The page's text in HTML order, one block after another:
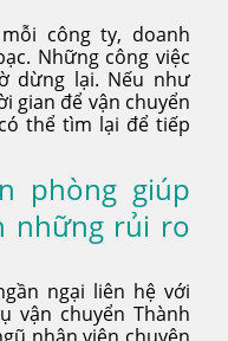
công ty, doanh
Những công việc
dừng lại. Nếu như
gian để vận chuyển
thể tìm lại để tiếp
phòng giúp
những rủi ro
ngại liên hệ với
vận chuyển Thành